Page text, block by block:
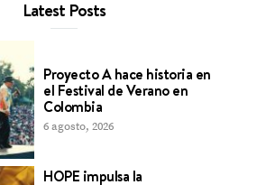
Latest Posts
Proyecto A hace historia en
el Festival de Verano en
Colombia
6 agosto, 2026
HOPE impulsa la